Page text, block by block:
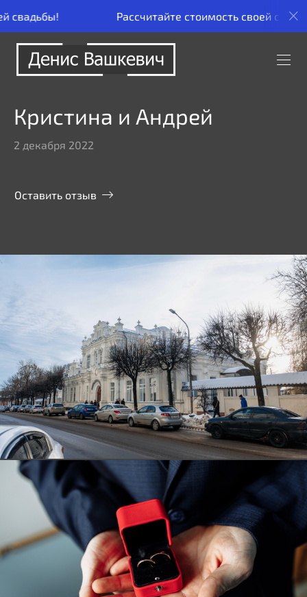
Рассчитайте стоимость своей свадьбы!
Кристина и Андрей
2 декабря 2022
Оставить отзыв